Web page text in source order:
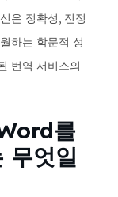
은 정확성, 진정
하는 학문적 성
번역 서비스의
를
무엇일